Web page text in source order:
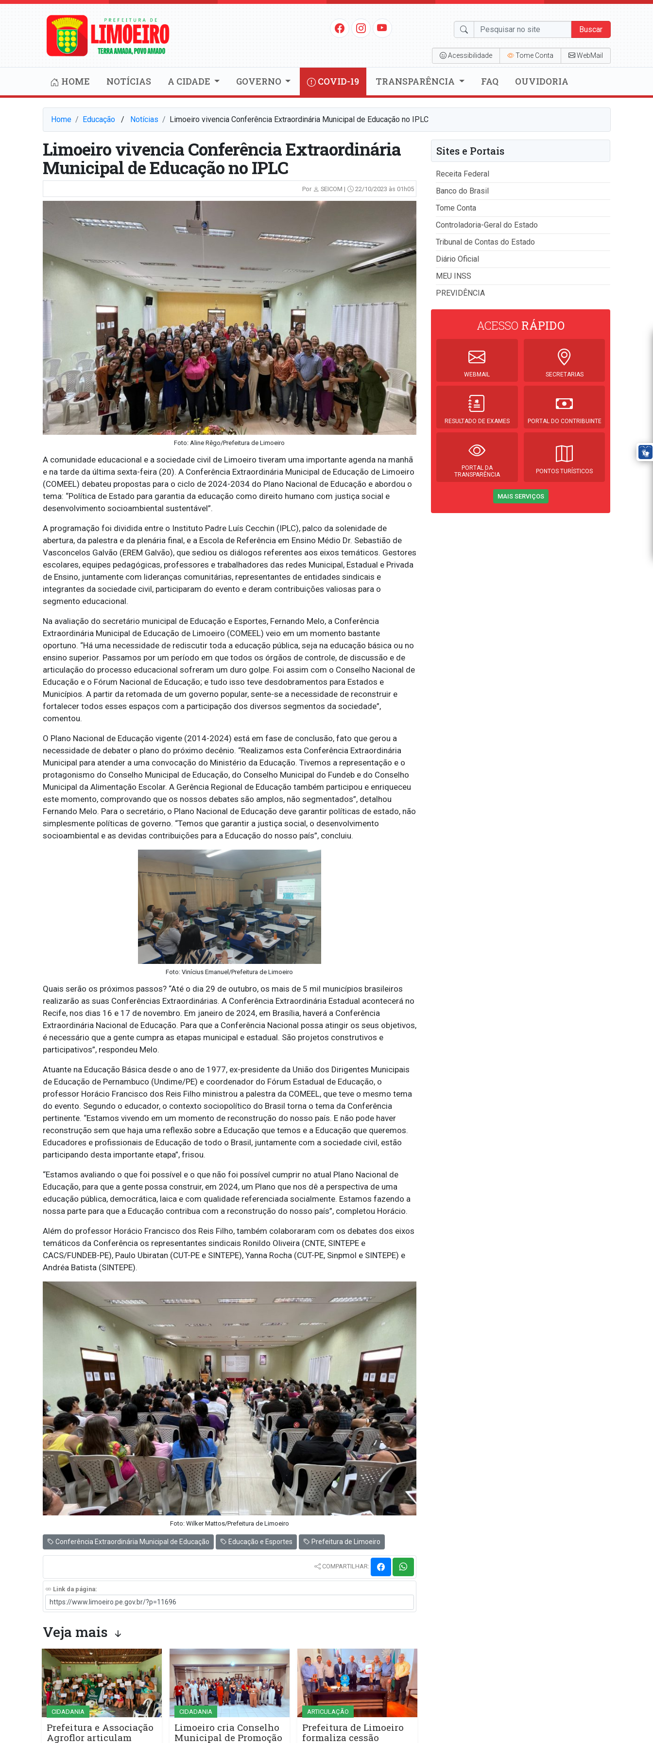
Buscar
Acessibilidade Tome Conta WebMail
HOME NOTÍCIAS A CIDADE GOVERNO COVID-19 TRANSPARÊNCIA FAQ OUVIDORIA
Home Educação⠀/⠀ Notícias Limoeiro vivencia Conferência Extraordinária Municipal de Educação no IPLC
Limoeiro vivencia Conferência Extraordinária
Municipal de Educação no IPLC
Por SEICOM | 22/10/2023 às 01h05
Foto: Aline Rêgo/Prefeitura de Limoeiro
A comunidade educacional e a sociedade civil de Limoeiro tiveram uma importante agenda na manhã
e na tarde da última sexta-feira (20). A Conferência Extraordinária Municipal de Educação de Limoeiro
(COMEEL) debateu propostas para o ciclo de 2024-2034 do Plano Nacional de Educação e abordou o
tema: “Política de Estado para garantia da educação como direito humano com justiça social e
desenvolvimento socioambiental sustentável”.
A programação foi dividida entre o Instituto Padre Luís Cecchin (IPLC), palco da solenidade de
abertura, da palestra e da plenária final, e a Escola de Referência em Ensino Médio Dr. Sebastião de
Vasconcelos Galvão (EREM Galvão), que sediou os diálogos referentes aos eixos temáticos. Gestores
escolares, equipes pedagógicas, professores e trabalhadores das redes Municipal, Estadual e Privada
de Ensino, juntamente com lideranças comunitárias, representantes de entidades sindicais e
integrantes da sociedade civil, participaram do evento e deram contribuições valiosas para o
segmento educacional.
Na avaliação do secretário municipal de Educação e Esportes, Fernando Melo, a Conferência
Extraordinária Municipal de Educação de Limoeiro (COMEEL) veio em um momento bastante
oportuno. “Há uma necessidade de rediscutir toda a educação pública, seja na educação básica ou no
ensino superior. Passamos por um período em que todos os órgãos de controle, de discussão e de
articulação do processo educacional sofreram um duro golpe. Foi assim com o Conselho Nacional de
Educação e o Fórum Nacional de Educação; e tudo isso teve desdobramentos para Estados e
Municípios. A partir da retomada de um governo popular, sente-se a necessidade de reconstruir e
fortalecer todos esses espaços com a participação dos diversos segmentos da sociedade”,
comentou.
O Plano Nacional de Educação vigente (2014-2024) está em fase de conclusão, fato que gerou a
necessidade de debater o plano do próximo decênio. “Realizamos esta Conferência Extraordinária
Municipal para atender a uma convocação do Ministério da Educação. Tivemos a representação e o
protagonismo do Conselho Municipal de Educação, do Conselho Municipal do Fundeb e do Conselho
Municipal da Alimentação Escolar. A Gerência Regional de Educação também participou e enriqueceu
este momento, comprovando que os nossos debates são amplos, não segmentados”, detalhou
Fernando Melo. Para o secretário, o Plano Nacional de Educação deve garantir políticas de estado, não
simplesmente políticas de governo. “Temos que garantir a justiça social, o desenvolvimento
socioambiental e as devidas contribuições para a Educação do nosso país”, concluiu.
Foto: Vinícius Emanuel/Prefeitura de Limoeiro
Quais serão os próximos passos? “Até o dia 29 de outubro, os mais de 5 mil municípios brasileiros
realizarão as suas Conferências Extraordinárias. A Conferência Extraordinária Estadual acontecerá no
Recife, nos dias 16 e 17 de novembro. Em janeiro de 2024, em Brasília, haverá a Conferência
Extraordinária Nacional de Educação. Para que a Conferência Nacional possa atingir os seus objetivos,
é necessário que a gente cumpra as etapas municipal e estadual. São projetos construtivos e
participativos”, respondeu Melo.
Atuante na Educação Básica desde o ano de 1977, ex-presidente da União dos Dirigentes Municipais
de Educação de Pernambuco (Undime/PE) e coordenador do Fórum Estadual de Educação, o
professor Horácio Francisco dos Reis Filho ministrou a palestra da COMEEL, que teve o mesmo tema
do evento. Segundo o educador, o contexto sociopolítico do Brasil torna o tema da Conferência
pertinente. “Estamos vivendo em um momento de reconstrução do nosso país. E não pode haver
reconstrução sem que haja uma reflexão sobre a Educação que temos e a Educação que queremos.
Educadores e profissionais de Educação de todo o Brasil, juntamente com a sociedade civil, estão
participando desta importante etapa”, frisou.
“Estamos avaliando o que foi possível e o que não foi possível cumprir no atual Plano Nacional de
Educação, para que a gente possa construir, em 2024, um Plano que nos dê a perspectiva de uma
educação pública, democrática, laica e com qualidade referenciada socialmente. Estamos fazendo a
nossa parte para que a Educação contribua com a reconstrução do nosso país”, completou Horácio.
Além do professor Horácio Francisco dos Reis Filho, também colaboraram com os debates dos eixos
temáticos da Conferência os representantes sindicais Ronildo Oliveira (CNTE, SINTEPE e
CACS/FUNDEB-PE), Paulo Ubiratan (CUT-PE e SINTEPE), Yanna Rocha (CUT-PE, Sinpmol e SINTEPE) e
Andréa Batista (SINTEPE).
Foto: Wilker Mattos/Prefeitura de Limoeiro
Conferência Extraordinária Municipal de Educação Educação e Esportes Prefeitura de Limoeiro
COMPARTILHAR:
Link da página:
Veja mais
CIDADANIA
Prefeitura e Associação
Agroflor articulam
CIDADANIA
Limoeiro cria Conselho
Municipal de Promoção
ARTICULAÇÃO
Prefeitura de Limoeiro
formaliza cessão
Sites e Portais
Receita Federal
Banco do Brasil
Tome Conta
Controladoria-Geral do Estado
Tribunal de Contas do Estado
Diário Oficial
MEU INSS
PREVIDÊNCIA
ACESSO RÁPIDO
WEBMAIL SECRETARIAS
RESULTADO DE EXAMES PORTAL DO CONTRIBUINTE
PORTAL DA
TRANSPARÊNCIA
PONTOS TURÍSTICOS
MAIS SERVIÇOS